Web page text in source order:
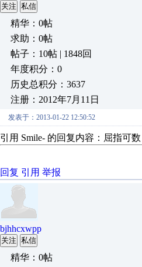
关注 私信
精华：0帖
求助：0帖
帖子：10帖 | 1848回
年度积分：0
历史总积分：3637
注册：2012年7月11日
发表于：2013-01-22 12:50:52
引用 Smile- 的回复内容：屈指可
回复 引用 举报
bjhhcxwpp
关注 私信
精华：0帖